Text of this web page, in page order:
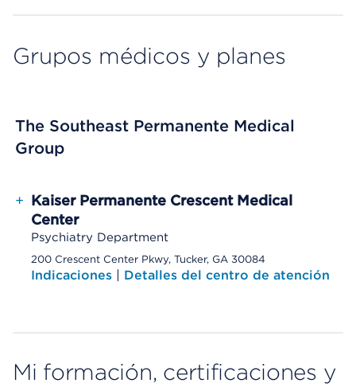
Grupos médicos y planes
The Southeast Permanente Medical
Group
+ Kaiser Permanente Crescent Medical
Center
Psychiatry Department
200 Crescent Center Pkwy, Tucker, GA 30084
Indicaciones | Detalles del centro de atención
Mi formación, certificaciones y